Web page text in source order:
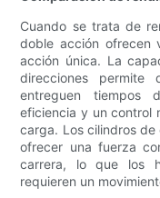
Cuando se trata de
doble acción ofrecen
acción única. La
direcciones
entreguen tiempos
eficiencia y un control
carga. Los cilindros
ofrecer una fuerza
carrera, lo que los
requieren un